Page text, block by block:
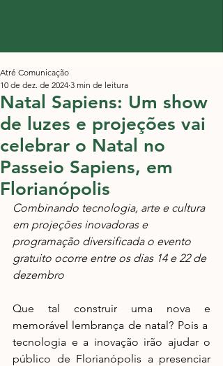
Natal Sapiens: Um show
de luzes e projeções vai
celebrar o Natal no
Passeio Sapiens, em
Florianópolis
Atré Comunicação
10 de dez. de 2024 3 min de leitura
Combinando tecnologia, arte e cultura
em projeções inovadoras e
programação diversificada o evento
gratuito ocorre entre os dias 14 e 22 de
dezembro
Que tal construir uma nova e
memorável lembrança de natal? Pois a
tecnologia e a inovação irão ajudar o
público de Florianópolis a presenciar